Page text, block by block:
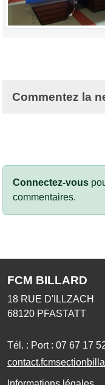
Commentez la
Connectez-vous
commentaires.
FCM BILLARD
18 RUE D'ILLZACH
68120 PFASTATT
Tél. : Port : 07 67 17